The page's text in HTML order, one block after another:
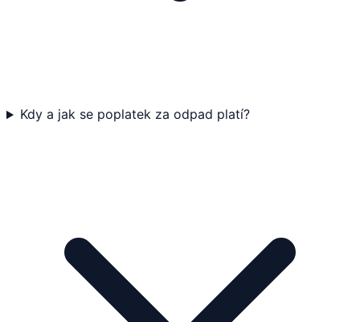
Kdy a jak se poplatek za odpad platí?